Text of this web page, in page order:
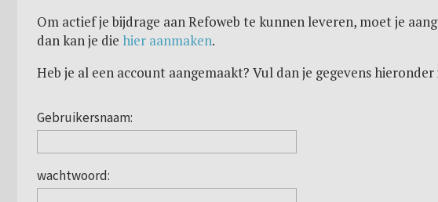
Om actief je bijdrage aan Refoweb te kunnen leveren, moet je
dan kan je die hier aanmaken.
Heb je al een account aangemaakt? Vul dan je gegevens hieronder
Gebruikersnaam:
wachtwoord: